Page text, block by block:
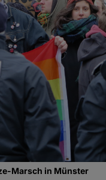
Marsch in Münster